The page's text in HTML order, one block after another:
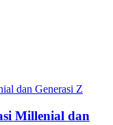
Millenial dan